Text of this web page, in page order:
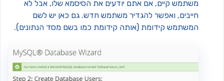
משתמש קיים, אם אתם יודעים את הסיסמא שלו, אבל לא
חייבים, ואפשר להגדיר משתמש חדש. גם כאן יש לשם
המשתמש קידומת (אותה קידומת כמו בשם מסד הנתונים).